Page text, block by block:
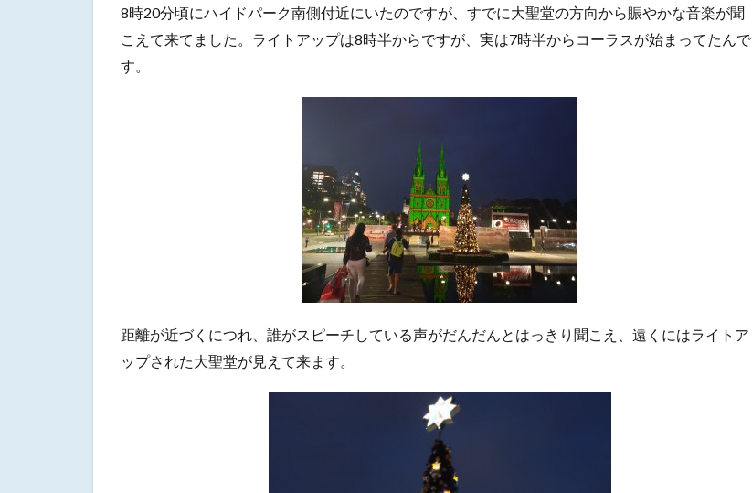
り
に
8時20分頃にハイドパーク南側付近にいたのですが、すでに大聖堂の方向から賑やかな音楽が聞
こえて来てました。ライトアップは8時半からですが、実は7時半からコーラスが始まってたんで
す。
距離が近づくにつれ、誰がスピーチしている声がだんだんとはっきり聞こえ、遠くにはライトア
ップされた大聖堂が見えて来ます。